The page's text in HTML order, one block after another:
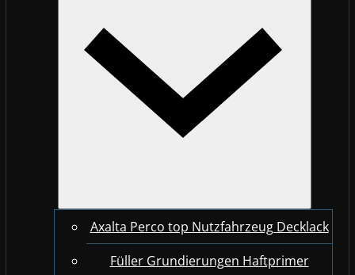
Axalta Perco top Nutzfahrzeug Decklack
Füller Grundierungen Haftprimer